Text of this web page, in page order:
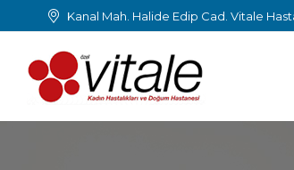
Kanal Mah. Halide Edip Cad. Vitale